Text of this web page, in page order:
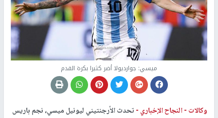
ميسي: جوارديولا أضر كثيرا بكرة القدم
وكالات -النجاح الإخباري -تحدث الأرجنتيني ليونيل ميسي، نجم باريس